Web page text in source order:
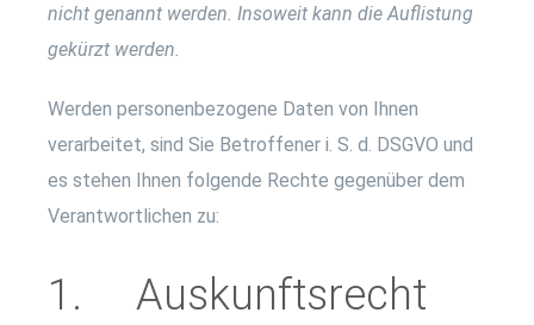
nicht genannt werden. Insoweit kann die Auflistung
gekürzt werden.
Werden personenbezogene Daten von Ihnen
verarbeitet, sind Sie Betroffener i. S. d. DSGVO und
es stehen Ihnen folgende Rechte gegenüber dem
Verantwortlichen zu:
1. Auskunftsrecht